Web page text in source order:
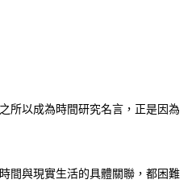
所以成為時間研究名言，正是因為
間與現實生活的具體關聯，都困難